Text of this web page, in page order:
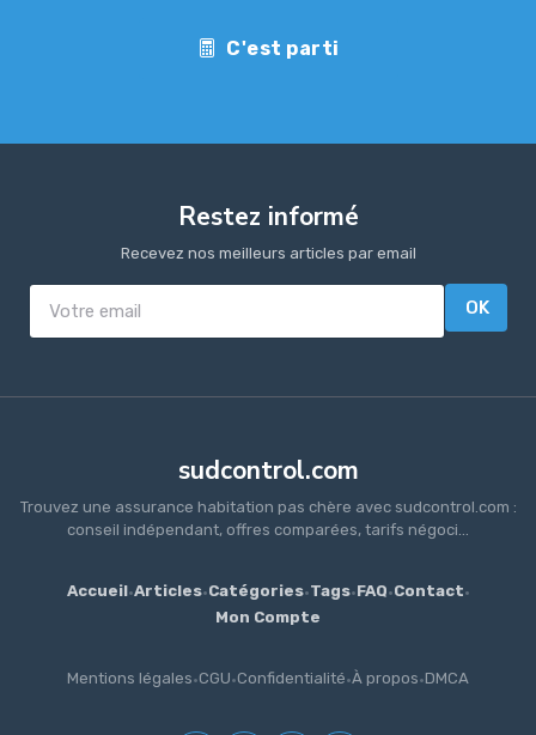
C'est parti
Restez informé
Recevez nos meilleurs articles par email
OK
sudcontrol.com
Trouvez une assurance habitation pas chère avec sudcontrol.com :
conseil indépendant, offres comparées, tarifs négoci...
Accueil·Articles·Catégories·Tags·FAQ·Contact·
Mon Compte
Mentions légales·CGU·Confidentialité·À propos·DMCA